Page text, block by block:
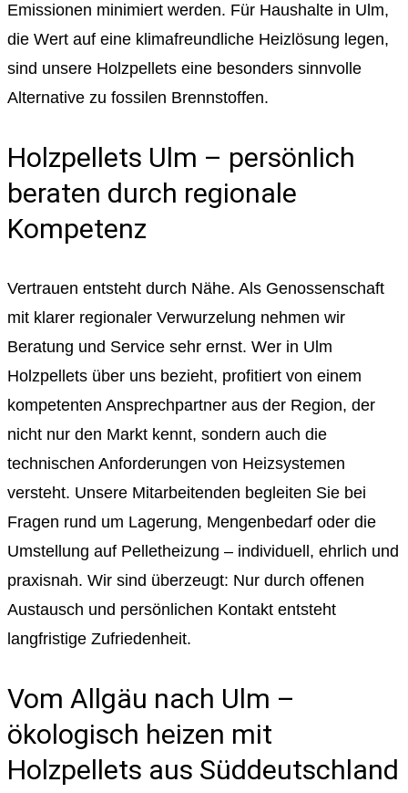
Emissionen minimiert werden. Für Haushalte in Ulm,
die Wert auf eine klimafreundliche Heizlösung legen,
sind unsere Holzpellets eine besonders sinnvolle
Alternative zu fossilen Brennstoffen.
Holzpellets Ulm – persönlich
beraten durch regionale
Kompetenz
Vertrauen entsteht durch Nähe. Als Genossenschaft
mit klarer regionaler Verwurzelung nehmen wir
Beratung und Service sehr ernst. Wer in Ulm
Holzpellets über uns bezieht, profitiert von einem
kompetenten Ansprechpartner aus der Region, der
nicht nur den Markt kennt, sondern auch die
technischen Anforderungen von Heizsystemen
versteht. Unsere Mitarbeitenden begleiten Sie bei
Fragen rund um Lagerung, Mengenbedarf oder die
Umstellung auf Pelletheizung – individuell, ehrlich und
praxisnah. Wir sind überzeugt: Nur durch offenen
Austausch und persönlichen Kontakt entsteht
langfristige Zufriedenheit.
Vom Allgäu nach Ulm –
ökologisch heizen mit
Holzpellets aus Süddeutschland